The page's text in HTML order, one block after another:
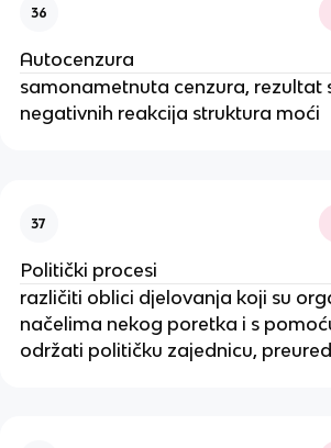
36
Autocenzura
samonametnuta cenzura, rezultat
negativnih reakcija struktura moći
37
Politički procesi
različiti oblici djelovanja koji su
načelima nekog poretka i s
održati političku zajednicu,